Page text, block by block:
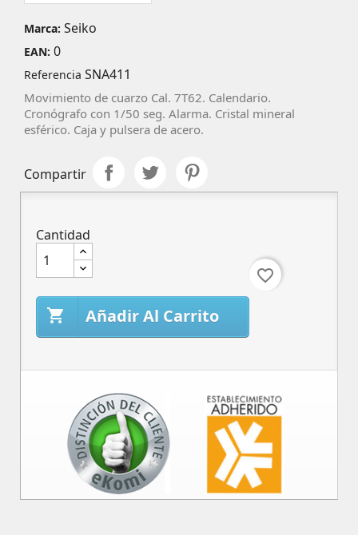
Marca: Seiko
EAN: 0
Referencia SNA411
Movimiento de cuarzo Cal. 7T62. Calendario.
Cronógrafo con 1/50 seg. Alarma. Cristal mineral
esférico. Caja y pulsera de acero.
Compartir
Cantidad
 Añadir Al Carrito
favorite_border